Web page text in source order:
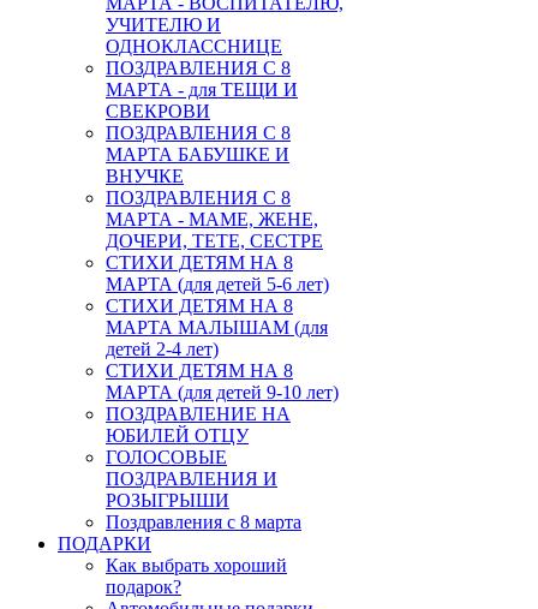
УЧИТЕЛЮ И
ОДНОКЛАССНИЦЕ
ПОЗДРАВЛЕНИЯ С 8
МАРТА - для ТЕЩИ И
СВЕКРОВИ
ПОЗДРАВЛЕНИЯ С 8
МАРТА БАБУШКЕ И
ВНУЧКЕ
ПОЗДРАВЛЕНИЯ С 8
МАРТА - МАМЕ, ЖЕНЕ,
ДОЧЕРИ, ТЕТЕ, СЕСТРЕ
СТИХИ ДЕТЯМ НА 8
МАРТА (для детей 5-6 лет)
СТИХИ ДЕТЯМ НА 8
МАРТА МАЛЫШАМ (для
детей 2-4 лет)
СТИХИ ДЕТЯМ НА 8
МАРТА (для детей 9-10 лет)
ПОЗДРАВЛЕНИЕ НА
ЮБИЛЕЙ ОТЦУ
ГОЛОСОВЫЕ
ПОЗДРАВЛЕНИЯ И
РОЗЫГРЫШИ
Поздравления с 8 марта
ПОДАРКИ
Как выбрать хороший
подарок?